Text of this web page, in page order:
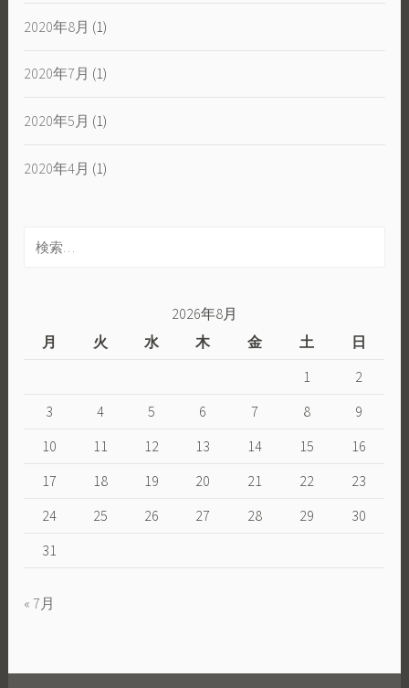
2020年8月 (1)
2020年7月 (1)
2020年5月 (1)
2020年4月 (1)
索:
2026年8月
月
火 水 木 金 土
日
1
2
3
4 5 6 7 8
9
10
11 12 13 14 15
16
17
18 19 20 21 22
23
24
25 26 27 28 29
30
31
« 7月